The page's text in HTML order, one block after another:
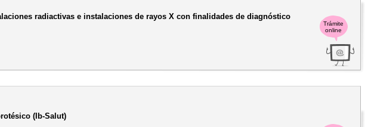
Trámite
online
radiactivas e instalaciones de rayos X con finalidades de diagnóstico
(Ib-Salut)